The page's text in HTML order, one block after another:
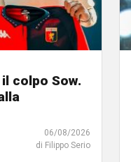
colpo Sow.
06/08/2026
di Filippo Serio